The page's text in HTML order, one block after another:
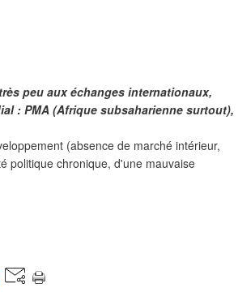
peu aux échanges internationaux,
: PMA (Afrique subsaharienne surtout),
(absence de marché intérieur,
politique chronique, d'une mauvaise